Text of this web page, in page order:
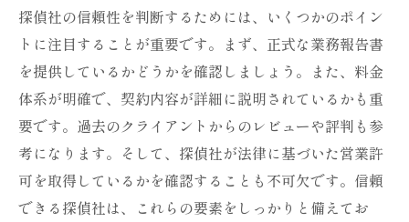
探偵社の信頼性を判断するためには、いくつかのポイン
トに注目することが重要です。まず、正式な業務報告書
を提供しているかどうかを確認しましょう。また、料金
体系が明確で、契約内容が詳細に説明されているかも重
要です。過去のクライアントからのレビューや評判も参
考になります。そして、探偵社が法律に基づいた営業許
可を取得しているかを確認することも不可欠です。信頼
できる探偵社は、これらの要素をしっかりと備えてお